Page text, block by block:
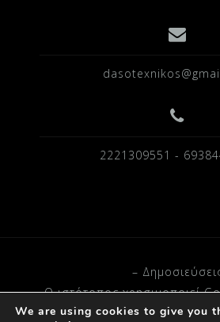
2221309551 -
–
– O ιστότοπος χρησιμοποιεί
στατιστικά
We are using cookies to give you